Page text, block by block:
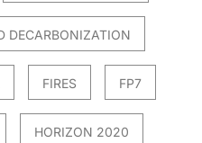
DECARBONIZATION
FIRES FP7
HORIZON 2020